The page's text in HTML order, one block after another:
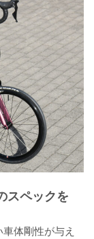
スペックを
体剛性が与え